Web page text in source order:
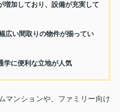
増加しており、設備が充実して
広い間取りの物件が揃ってい
学に便利な立地が人気
マンションや、ファミリー向け